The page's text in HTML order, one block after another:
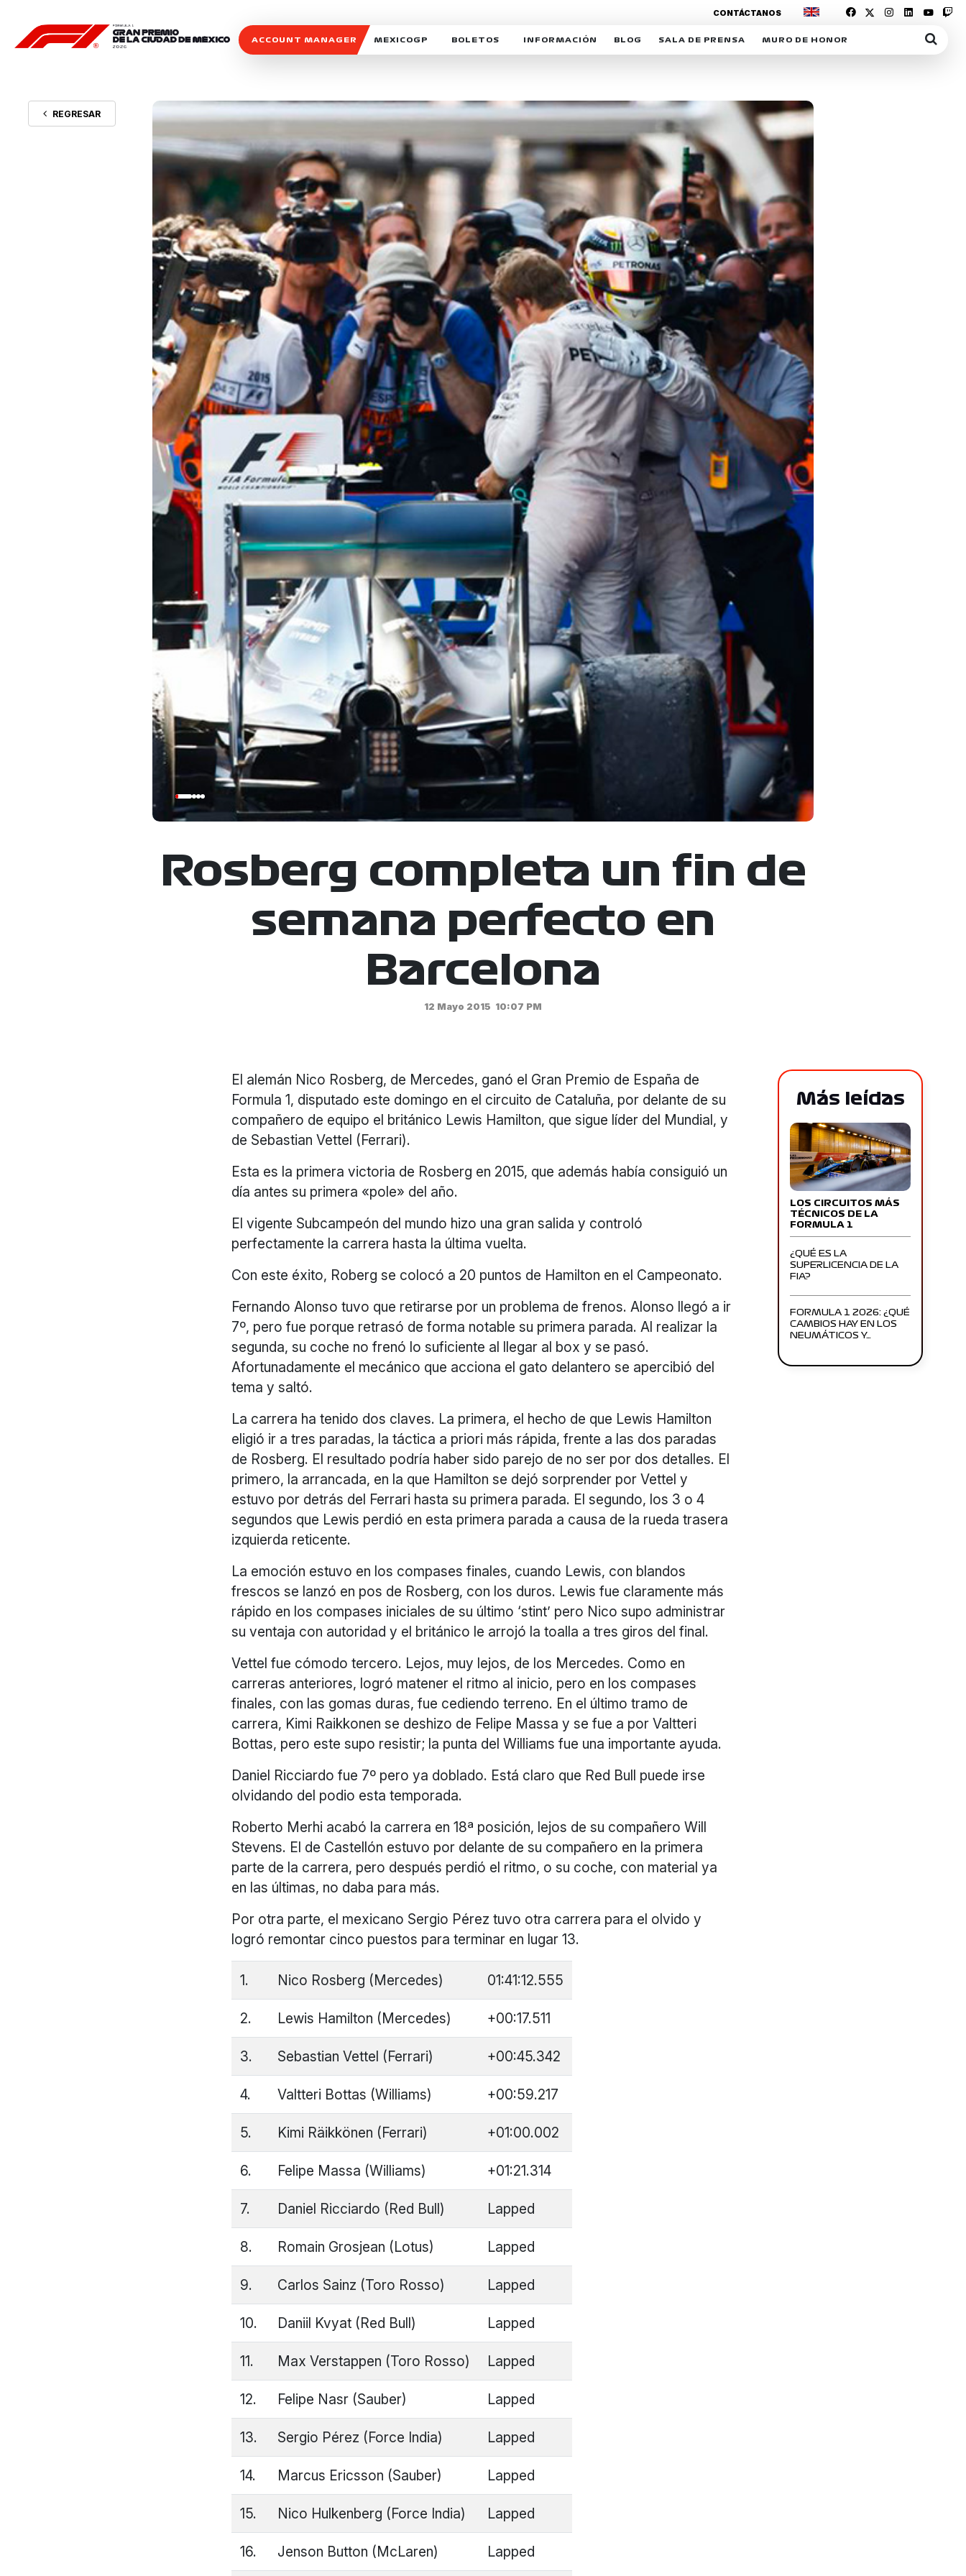
ACCOUNT MANAGER MEXICOGP
SOSTENIBILIDAD
CELEBRA CON NOSOTROS
BOLETOS INFORMACIÓN
DERECHO DE PRIMERA OPCIÓN
REFORESTEMOS JUNTOS
MOTORSPORT ACADEMY
VOLUNTARIOS
EXPOSICIÓN FOTOGRÁFICA
CAMPEONATO
PATROCINADORES
LEGALES TICKETMASTER
BLOG
MEXICOGP
INTERACTIVOS
SALA DE PRENSA
ACREDITACIONES
MURO DE HONOR
CONTÁCTANOS
REGRESAR
Rosberg completa un fin de
semana perfecto en
Barcelona
12 Mayo 2015 10:07 PM
El alemán Nico Rosberg, de Mercedes, ganó el Gran Premio de España de
Formula 1, disputado este domingo en el circuito de Cataluña, por delante de su
compañero de equipo el británico Lewis Hamilton, que sigue líder del Mundial, y
de Sebastian Vettel (Ferrari).
Esta es la primera victoria de Rosberg en 2015, que además había consiguió un
día antes su primera «pole» del año.
El vigente Subcampeón del mundo hizo una gran salida y controló
perfectamente la carrera hasta la última vuelta.
Con este éxito, Roberg se colocó a 20 puntos de Hamilton en el Campeonato.
Fernando Alonso tuvo que retirarse por un problema de frenos. Alonso llegó a ir
7º, pero fue porque retrasó de forma notable su primera parada. Al realizar la
segunda, su coche no frenó lo suficiente al llegar al box y se pasó.
Afortunadamente el mecánico que acciona el gato delantero se apercibió del
tema y saltó.
La carrera ha tenido dos claves. La primera, el hecho de que Lewis Hamilton
eligió ir a tres paradas, la táctica a priori más rápida, frente a las dos paradas
de Rosberg. El resultado podría haber sido parejo de no ser por dos detalles. El
primero, la arrancada, en la que Hamilton se dejó sorprender por Vettel y
estuvo por detrás del Ferrari hasta su primera parada. El segundo, los 3 o 4
segundos que Lewis perdió en esta primera parada a causa de la rueda trasera
izquierda reticente.
La emoción estuvo en los compases finales, cuando Lewis, con blandos
frescos se lanzó en pos de Rosberg, con los duros. Lewis fue claramente más
rápido en los compases iniciales de su último ‘stint’ pero Nico supo administrar
su ventaja con autoridad y el británico le arrojó la toalla a tres giros del final.
Vettel fue cómodo tercero. Lejos, muy lejos, de los Mercedes. Como en
carreras anteriores, logró matener el ritmo al inicio, pero en los compases
finales, con las gomas duras, fue cediendo terreno. En el último tramo de
carrera, Kimi Raikkonen se deshizo de Felipe Massa y se fue a por Valtteri
Bottas, pero este supo resistir; la punta del Williams fue una importante ayuda.
Daniel Ricciardo fue 7º pero ya doblado. Está claro que Red Bull puede irse
olvidando del podio esta temporada.
Roberto Merhi acabó la carrera en 18ª posición, lejos de su compañero Will
Stevens. El de Castellón estuvo por delante de su compañero en la primera
parte de la carrera, pero después perdió el ritmo, o su coche, con material ya
en las últimas, no daba para más.
Por otra parte, el mexicano Sergio Pérez tuvo otra carrera para el olvido y
logró remontar cinco puestos para terminar en lugar 13.
1. Nico Rosberg (Mercedes) 01:41:12.555
2. Lewis Hamilton (Mercedes) +00:17.511
3. Sebastian Vettel (Ferrari) +00:45.342
4. Valtteri Bottas (Williams) +00:59.217
5. Kimi Räikkönen (Ferrari) +01:00.002
6. Felipe Massa (Williams) +01:21.314
7. Daniel Ricciardo (Red Bull) Lapped
8. Romain Grosjean (Lotus) Lapped
9. Carlos Sainz (Toro Rosso) Lapped
10. Daniil Kvyat (Red Bull) Lapped
11. Max Verstappen (Toro Rosso) Lapped
12. Felipe Nasr (Sauber) Lapped
13. Sergio Pérez (Force India) Lapped
14. Marcus Ericsson (Sauber) Lapped
15. Nico Hulkenberg (Force India) Lapped
16. Jenson Button (McLaren) Lapped
Más leídas
LOS CIRCUITOS MÁS
TÉCNICOS DE LA
FORMULA 1
¿QUÉ ES LA
SUPERLICENCIA DE LA
FIA?
FORMULA 1 2026: ¿QUÉ
CAMBIOS HAY EN LOS
NEUMÁTICOS Y…